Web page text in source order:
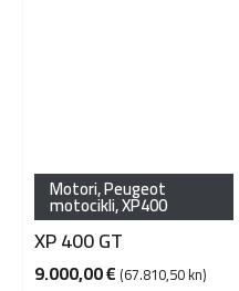
Motori,Peugeot
motocikli,XP400
XP 400 GT
9.000,00€ (67.810,50 kn)